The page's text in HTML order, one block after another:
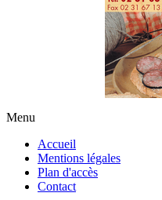
Menu
Accueil
Mentions légales
Plan d'accès
Contact